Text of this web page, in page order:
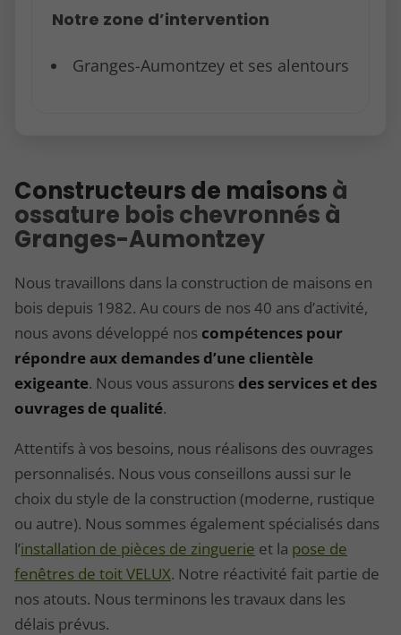
Notre zone d’intervention
Granges-Aumontzey et ses alentours
Constructeurs de maisons à
ossature bois chevronnés à
Granges-Aumontzey
Nous travaillons dans la construction de maisons en
bois depuis 1982. Au cours de nos 40 ans d’activité,
nous avons développé nos compétences pour
répondre aux demandes d’une clientèle
exigeante. Nous vous assurons des services et des
ouvrages de qualité.
Attentifs à vos besoins, nous réalisons des ouvrages
personnalisés. Nous vous conseillons aussi sur le
choix du style de la construction (moderne, rustique
ou autre). Nous sommes également spécialisés dans
l’installation de pièces de zinguerie et la pose de
fenêtres de toit VELUX. Notre réactivité fait partie de
nos atouts. Nous terminons les travaux dans les
délais prévus.